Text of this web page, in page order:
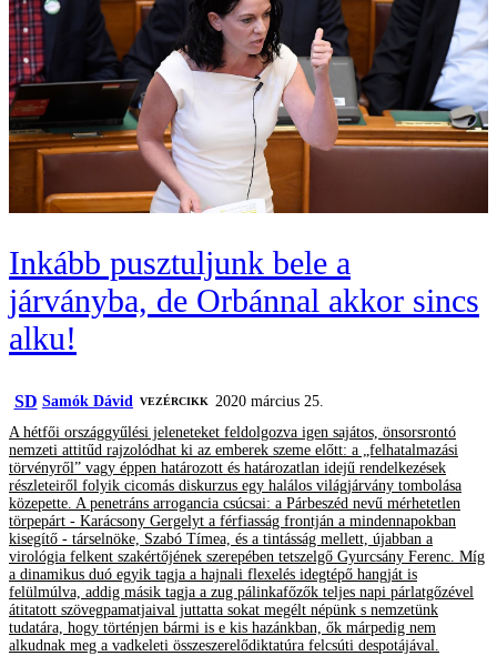
Inkább pusztuljunk bele a
járványba, de Orbánnal akkor sincs
alku!
SD Samók Dávid VEZÉRCIKK 2020 március 25.
A hétfői országgyűlési jeleneteket feldolgozva igen sajátos, önsorsrontó
nemzeti attitűd rajzolódhat ki az emberek szeme előtt: a „felhatalmazási
törvényről” vagy éppen határozott és határozatlan idejű rendelkezések
részleteiről folyik cicomás diskurzus egy halálos világjárvány tombolása
közepette. A penetráns arrogancia csúcsai: a Párbeszéd nevű mérhetetlen
törpepárt - Karácsony Gergelyt a férfiasság frontján a mindennapokban
kisegítő - társelnöke, Szabó Tímea, és a tintásság mellett, újabban a
virológia felkent szakértőjének szerepében tetszelgő Gyurcsány Ferenc. Míg
a dinamikus duó egyik tagja a hajnali flexelés idegtépő hangját is
felülmúlva, addig másik tagja a zug pálinkafőzők teljes napi párlatgőzével
átitatott szövegpamatjaival juttatta sokat megélt népünk s nemzetünk
tudatára, hogy történjen bármi is e kis hazánkban, ők márpedig nem
alkudnak meg a vadkeleti összeszerelődiktatúra felcsúti despotájával.